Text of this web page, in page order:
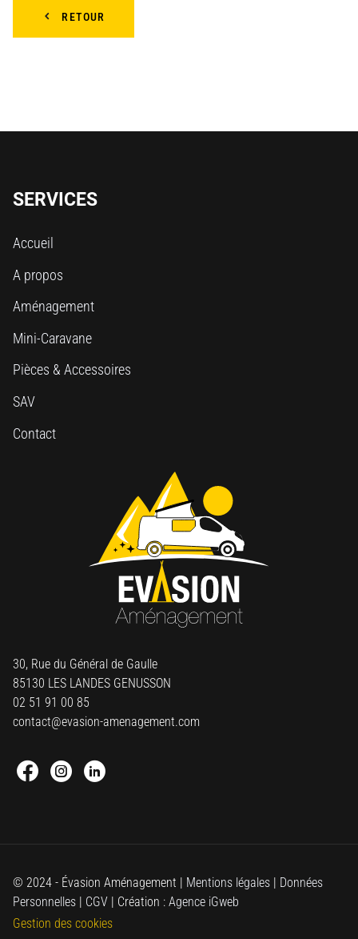
RETOUR
SERVICES
Accueil
A propos
Aménagement
Mini-Caravane
Pièces & Accessoires
SAV
Contact
30, Rue du Général de Gaulle
85130 LES LANDES GENUSSON
02 51 91 00 85
contact@evasion-amenagement.com
Facebook : Round
Instagram : Round
Linkedin : Round
© 2024 - Évasion Aménagement | Mentions légales | Données
Personnelles | CGV | Création : Agence iGweb
Gestion des cookies